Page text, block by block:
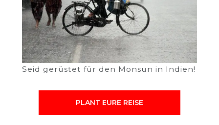
Seid gerüstet für den Monsun in Indien!
PLANT EURE REISE